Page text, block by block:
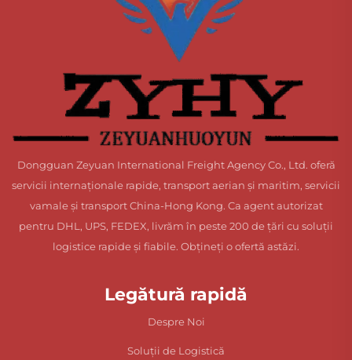
Dongguan Zeyuan International Freight Agency Co., Ltd. oferă
servicii internaționale rapide, transport aerian și maritim, servicii
vamale și transport China-Hong Kong. Ca agent autorizat
pentru DHL, UPS, FEDEX, livrăm în peste 200 de țări cu soluții
logistice rapide și fiabile. Obțineți o ofertă astăzi.
Legătură rapidă
Despre Noi
Soluții de Logistică